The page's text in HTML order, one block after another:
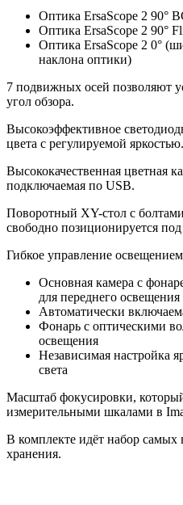
Оптика ErsaScope 2 90°
Оптика ErsaScope 2 90°
Оптика ErsaScope 2 0°
наклона оптики)
7 подвижных осей позволяют
угол обзора.
Высокоэффективное
цвета с регулируемой яркостью.
Высококачественная цветная
подключаемая по USB.
Поворотный XY-стол с
свободно позиционируется
Гибкое управление
Основная камера с
для переднего освещения
Автоматически
Фонарь с оптическими
освещения
Независимая настройка
света
Масштаб фокусировки,
измерительными шкалами в
В комплекте идёт набор самых
хранения.